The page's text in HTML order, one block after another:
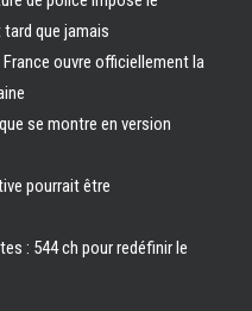
que jamais
ouvre officiellement la
se montre en version
pourrait être
: 544 ch pour redéfinir le